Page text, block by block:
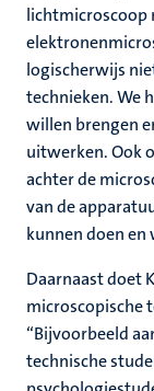
lichtmicroscoop
logischerwijs
technieken. We
willen brengen
uitwerken. Ook
achter de
van de
kunnen doen en
Daarnaast doet
microscopische
“Bijvoorbeeld
technische